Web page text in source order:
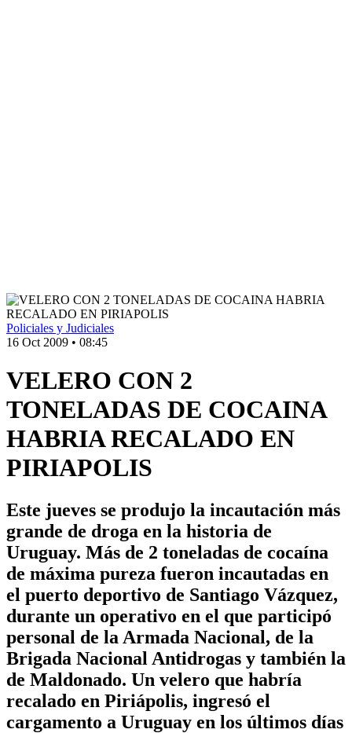
Policiales y Judiciales
16 Oct 2009 • 08:45
VELERO CON 2
TONELADAS DE COCAINA
HABRIA RECALADO EN
PIRIAPOLIS
Este jueves se produjo la incautación más
grande de droga en la historia de
Uruguay. Más de 2 toneladas de cocaína
de máxima pureza fueron incautadas en
el puerto deportivo de Santiago Vázquez,
durante un operativo en el que participó
personal de la Armada Nacional, de la
Brigada Nacional Antidrogas y también la
de Maldonado. Un velero que habría
recalado en Piriápolis, ingresó el
cargamento a Uruguay en los últimos días